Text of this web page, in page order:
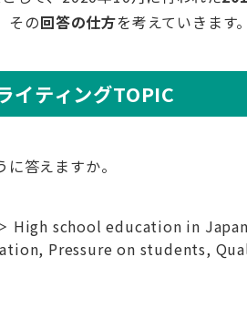
その回答の仕方を考えていきます。
イティングTOPIC
答えますか。
High school education in
Pressure on students,